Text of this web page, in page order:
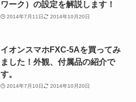
ワーク）の設定を解説します！
2014年7月11日 2014年10月20日
イオンスマホFXC-5Aを買ってみ
ました！外観、付属品の紹介で
す。
2014年7月10日 2014年10月20日